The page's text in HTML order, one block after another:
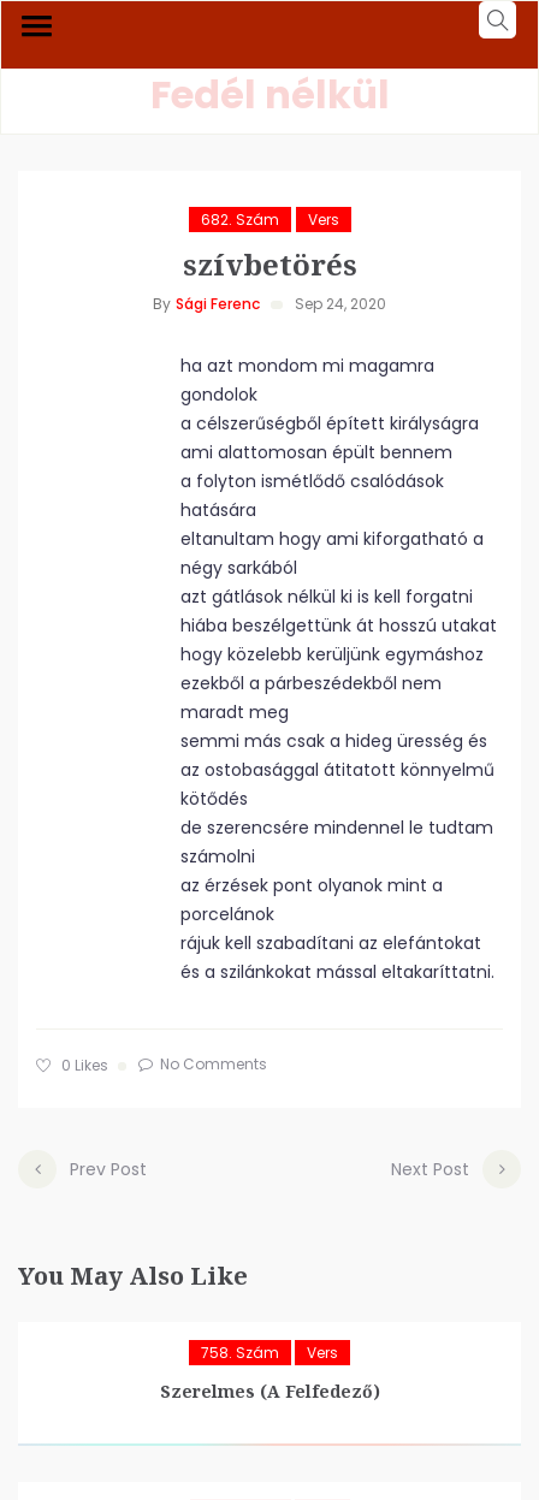
Fedél nélkül
682. Szám Vers
szívbetörés
By Sági Ferenc Sep 24, 2020
ha azt mondom mi magamra
gondolok
a célszerűségből épített királyságra
ami alattomosan épült bennem
a folyton ismétlődő csalódások
hatására
eltanultam hogy ami kiforgatható a
négy sarkából
azt gátlások nélkül ki is kell forgatni
hiába beszélgettünk át hosszú utakat
hogy közelebb kerüljünk egymáshoz
ezekből a párbeszédekből nem
maradt meg
semmi más csak a hideg üresség és
az ostobasággal átitatott könnyelmű
kötődés
de szerencsére mindennel le tudtam
számolni
az érzések pont olyanok mint a
porcelánok
rájuk kell szabadítani az elefántokat
és a szilánkokat mással eltakaríttatni.
0 Likes No Comments
Prev Post Next Post
You May Also Like
758. Szám Vers
Szerelmes (A Felfedező)